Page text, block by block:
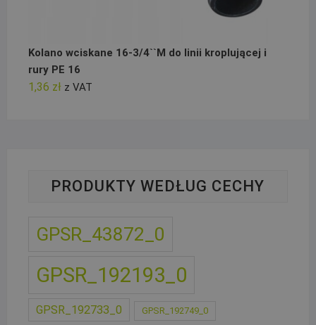
Kolano wciskane 16-3/4``M do linii kroplującej i
rury PE 16
1,36 zł z VAT
PRODUKTY WEDŁUG CECHY
GPSR_43872_0
GPSR_192193_0
GPSR_192733_0 GPSR_192749_0